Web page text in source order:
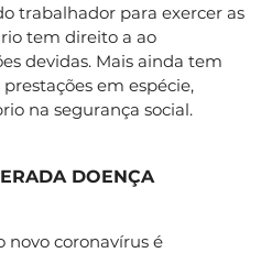
trabalhador para exercer as
tem direito a ao
devidas. Mais ainda tem
em espécie,
na segurança social.
DOENÇA
novo coronavírus é